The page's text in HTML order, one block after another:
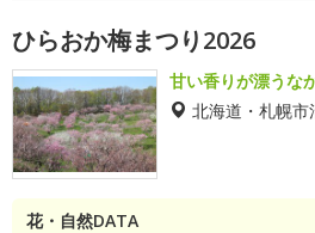
ひらおか梅まつり2026
甘い香りが漂うな
北海道・札幌市
花・自然DATA